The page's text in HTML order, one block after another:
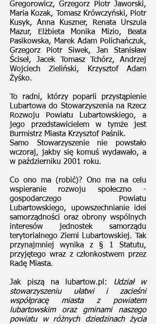
Gregorowicz, Grzegorz Piotr Jaworski,
Maria Kozak, Tomasz Krówczyński, Piotr
Kusyk, Anna Kuszner, Renata Urszula
Mazur, Elżbieta Monika Mizio, Beata
Pasikowska, Marek Adam Polichańczuk,
Grzegorz Piotr Siwek, Jan Stanisław
Ściseł, Jacek Tomasz Tchórz, Andrzej
Wojciech Zieliński, Krzysztof Adam
Żyśko.
To radni, którzy poparli przystąpienie
Lubartowa do Stowarzyszenia na Rzecz
Rozwoju Powiatu Lubartowskiego, a
jego przedstawicielem w tymże jest
Burmistrz Miasta Krzysztof Paśnik.
Samo Stowarzyszenie nie powstało
wczoraj, jakby się komuś wydawało, a
w październiku 2001 roku.
Co ono ma (robić)? Ono ma na celu
wspieranie rozwoju społeczno -
gospodarczego Powiatu
Lubartowskiego, upowszechnianie idei
samorządności oraz obrony wspólnych
interesów jednostek samorządu
terytorialnego Ziemi Lubartowskiej. Tak
przynajmniej wynika z § 1 Statutu,
przyjętego wraz z członkostwem przez
Radę Miasta.
Jak piszą na lubartow.pl: Udział w
stowarzyszeniu ułatwi i zacieśni
współpracę miasta z powiatem
lubartowskim oraz gminami naszego
powiatu w różnych dziedzinach życia